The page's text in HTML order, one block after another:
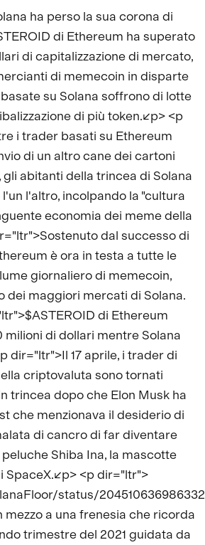
ha perso la sua corona di
di Ethereum ha superato
di capitalizzazione di mercato,
di memecoin in disparte
su Solana soffrono di lotte
di più token.</p> <p
i trader basati su Ethereum
di un altro cane dei cartoni
gli abitanti della trincea di Solana
l'altro, incolpando la "cultura
economia dei meme della
dal successo di
è ora in testa a tutte le
giornaliero di memecoin,
dei maggiori mercati di Solana.
di Ethereum
milioni di dollari mentre Solana
dir="ltr">Il 17 aprile, i trader di
criptovaluta sono tornati
trincea dopo che Elon Musk ha
che menzionava il desiderio di
di cancro di far diventare
Shiba Ina, la mascotte
SpaceX.</p> <p dir="ltr">
status/
mezzo a una frenesia che ricorda
trimestre del 2021 guidata da